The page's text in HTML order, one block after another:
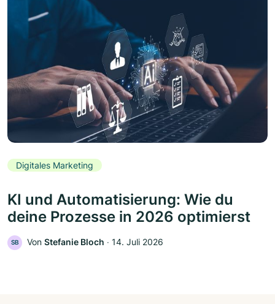
Digitales Marketing
KI und Automatisierung: Wie du
deine Prozesse in 2026 optimierst
SB Von Stefanie Bloch ‧ 14. Juli 2026